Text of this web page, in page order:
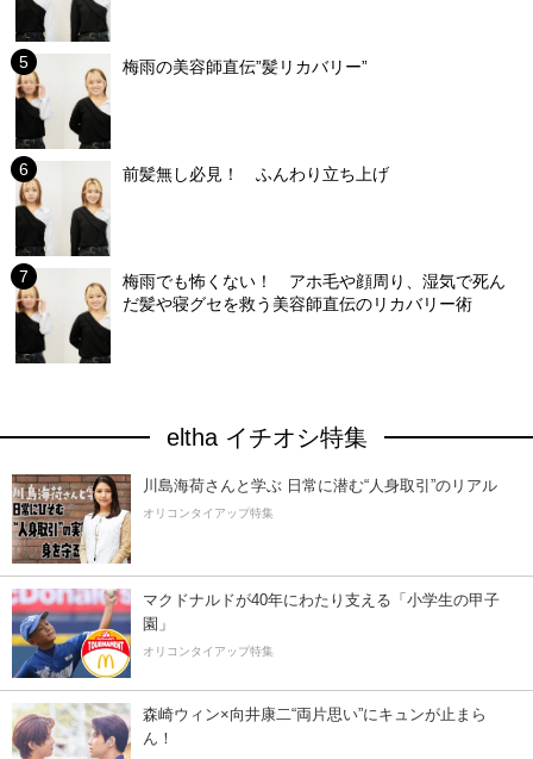
梅雨の美容師直伝”髪リカバリー”
前髪無し必見！ ふんわり立ち上げ
梅雨でも怖くない！ アホ毛や顔周り、湿気で死ん
だ髪や寝グセを救う美容師直伝のリカバリー術
eltha イチオシ特集
川島海荷さんと学ぶ 日常に潜む“人身取引”のリアル
オリコンタイアップ特集
マクドナルドが40年にわたり支える「小学生の甲子
園」
オリコンタイアップ特集
森崎ウィン×向井康二“両片思い”にキュンが止まら
ん！